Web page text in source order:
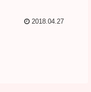
2018.04.27